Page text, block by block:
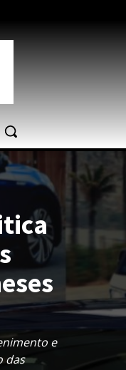
e
das